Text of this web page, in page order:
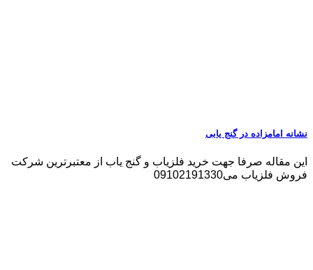
نشانه امامزاده در گنج یابی
این مقاله صرفا جهت خرید فلزیاب و گنج یاب از معتبرترین شرکت
فروش فلزیاب می09102191330